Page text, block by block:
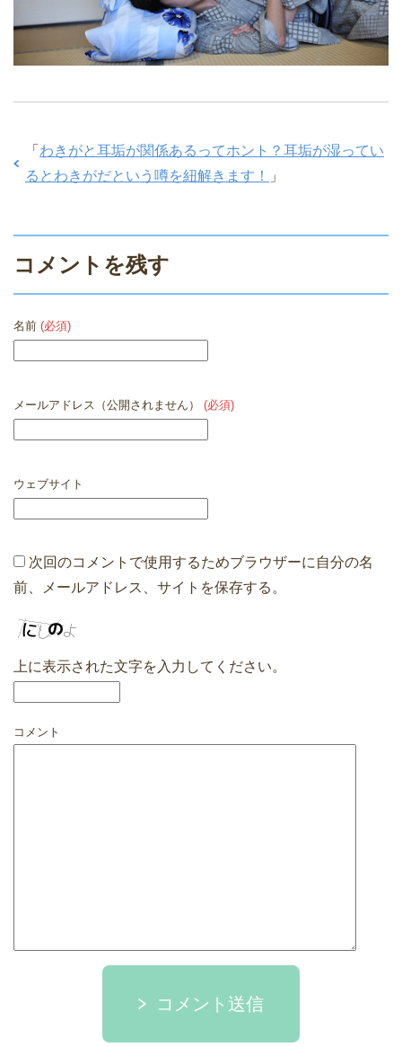
「 わきがと耳垢が関係あるってホント？耳垢が湿ってい
るとわきがだという噂を紐解きます！
」
コメントを残す
名前 (必須)
メールアドレス（公開されません） (必須)
ウェブサイト
次回のコメントで使用するためブラウザーに自分の名
前、メールアドレス、サイトを保存する。
上に表示された文字を入力してください。
コメント
コメント送信